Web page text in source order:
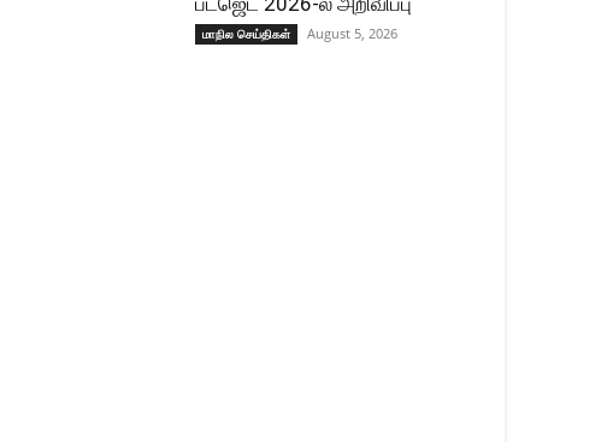
மாநில செய்திகள் August 5, 2026